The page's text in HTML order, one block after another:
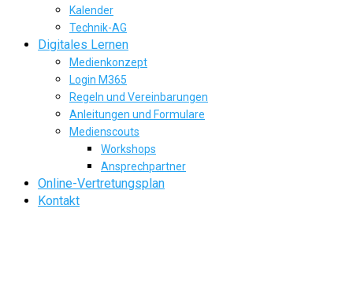
Kalender
Technik-AG
Digitales Lernen
Medienkonzept
Login M365
Regeln und Vereinbarungen
Anleitungen und Formulare
Medienscouts
Workshops
Ansprechpartner
Online-Vertretungsplan
Kontakt